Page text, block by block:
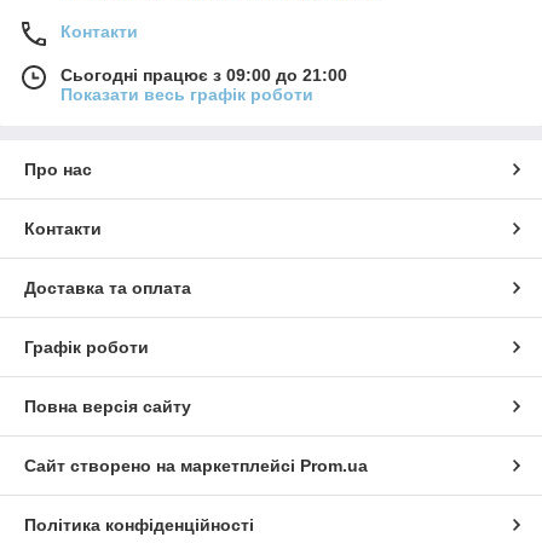
Контакти
Сьогодні працює з 09:00 до 21:00
Показати весь графік роботи
Про нас
Контакти
Доставка та оплата
Графік роботи
Повна версія сайту
Сайт створено на маркетплейсі Prom.ua
Політика конфіденційності